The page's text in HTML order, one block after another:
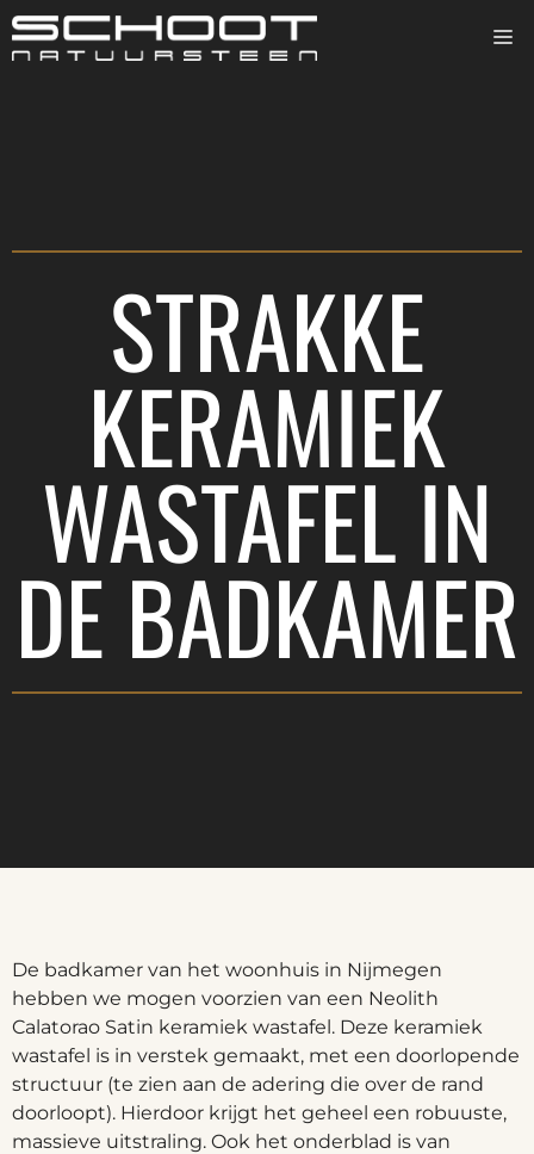
STRAKKE
KERAMIEK
WASTAFEL IN
DE BADKAMER
De badkamer van het woonhuis in Nijmegen
hebben we mogen voorzien van een Neolith
Calatorao Satin keramiek wastafel. Deze keramiek
wastafel is in verstek gemaakt, met een doorlopende
structuur (te zien aan de adering die over de rand
doorloopt). Hierdoor krijgt het geheel een robuuste,
massieve uitstraling. Ook het onderblad is van